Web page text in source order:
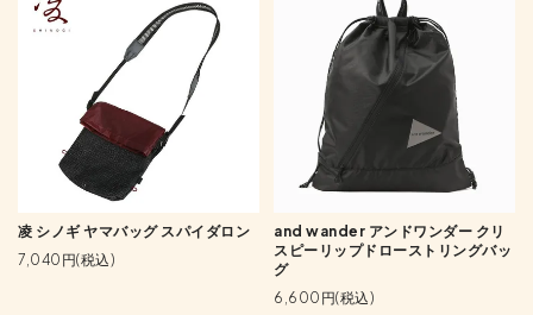
凌 シノギ ヤマバッグ スパイダロン
7,040円(税込)
and wander アンドワンダー クリ
スピーリップドローストリングバッ
グ
6,600円(税込)